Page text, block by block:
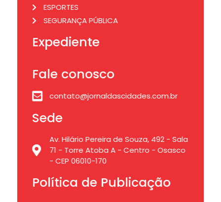
ESPORTES
SEGURANÇA PÚBLICA
Expediente
Fale conosco
contato@jornaldascidades.com.br
Sede
Av. Hilário Pereira de Souza, 492 - Sala
71 - Torre Atoba A - Centro - Osasco
- CEP 06010-170
Política de Publicação